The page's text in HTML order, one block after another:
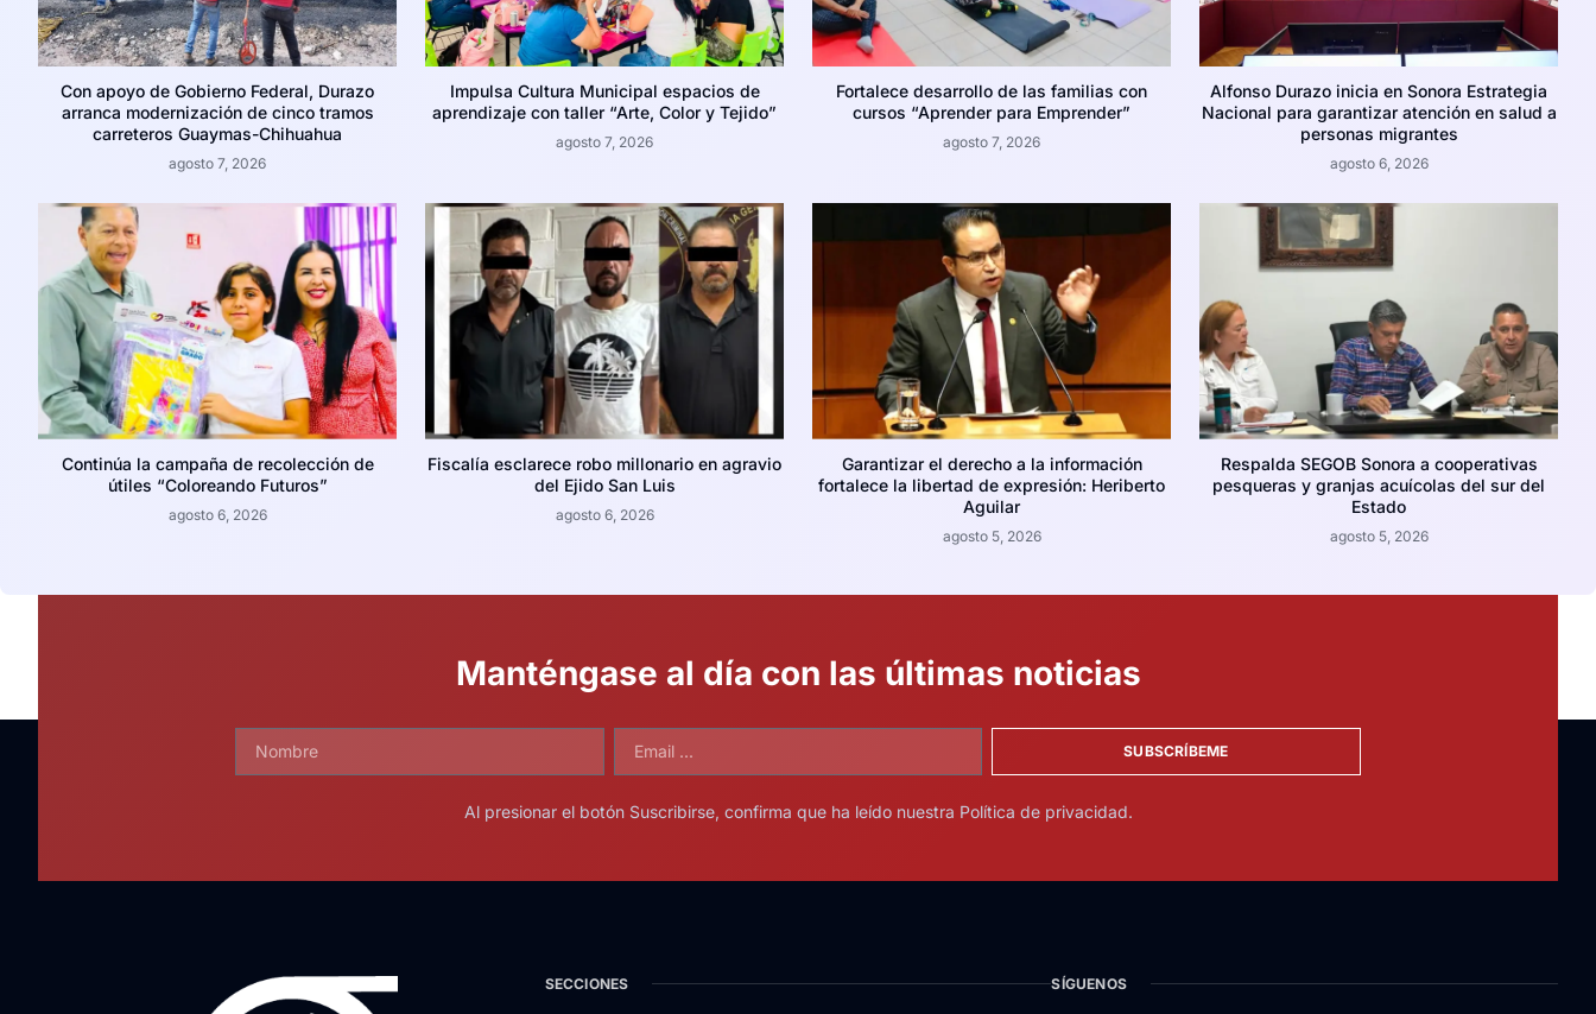
Con apoyo de Gobierno Federal, Durazo
arranca modernización de cinco tramos
carreteros Guaymas-Chihuahua
agosto 7, 2026
Impulsa Cultura Municipal espacios de
aprendizaje con taller “Arte, Color y Tejido”
agosto 7, 2026
Fortalece desarrollo de las familias con
cursos “Aprender para Emprender”
agosto 7, 2026
Alfonso Durazo inicia en Sonora Estrategia
Nacional para garantizar atención en salud a
personas migrantes
agosto 6, 2026
Continúa la campaña de recolección de
útiles “Coloreando Futuros”
agosto 6, 2026
Fiscalía esclarece robo millonario en agravio
del Ejido San Luis
agosto 6, 2026
Garantizar el derecho a la información
fortalece la libertad de expresión: Heriberto
Aguilar
agosto 5, 2026
Respalda SEGOB Sonora a cooperativas
pesqueras y granjas acuícolas del sur del
Estado
agosto 5, 2026
Manténgase al día con las últimas noticias
SUBSCRÍBEME
Al presionar el botón Suscribirse, confirma que ha leído nuestra Política de privacidad.
SECCIONES SÍGUENOS